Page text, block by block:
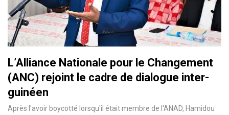
L’Alliance Nationale pour le Changement
(ANC) rejoint le cadre de dialogue inter-
guinéen
Après l'avoir boycotté lorsqu'il était membre de l'ANAD, Hamidou